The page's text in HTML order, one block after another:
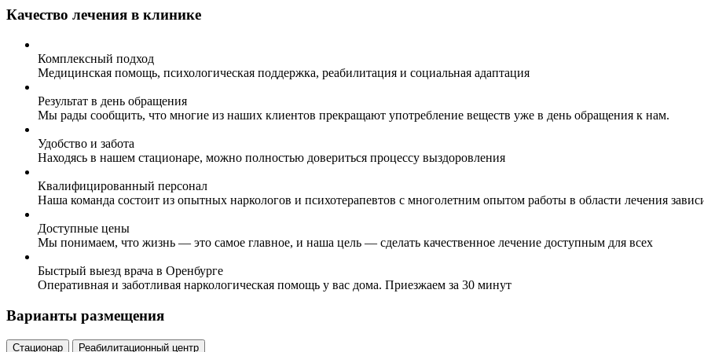
Качество лечения в клинике
Комплексный подход
Медицинская помощь, психологическая поддержка, реабилитация и социальная адаптация
Результат в день обращения
Мы рады сообщить, что многие из наших клиентов прекращают употребление веществ уже в день обращения к нам.
Удобство и забота
Находясь в нашем стационаре, можно полностью довериться процессу выздоровления
Квалифицированный персонал
Наша команда состоит из опытных наркологов и психотерапевтов с многолетним опытом работы в области лечения
Доступные цены
Мы понимаем, что жизнь — это самое главное, и наша цель — сделать качественное лечение доступным для всех
Быстрый выезд врача в Оренбурге
Оперативная и заботливая наркологическая помощь у вас дома. Приезжаем за 30 минут
Варианты размещения
Стационар Реабилитационный центр